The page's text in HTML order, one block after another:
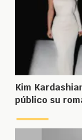
Kim
público su